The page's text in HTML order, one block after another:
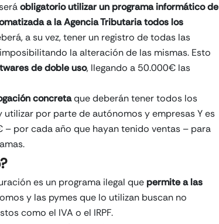
obligatorio utilizar un programa informático de
a la Agencia Tributaria todos los
a su vez, tener un registro de todas las
la alteración de las mismas. Esto
de doble uso, llegando a 50.000€ las
concretaque deberán tener todos los
por parte de autónomos y empresas Y es
por cada año que hayan tenido ventas – para
es un programa ilegal que permite a las
y las pymes que lo utilizan buscan no
como el IVA o el IRPF.